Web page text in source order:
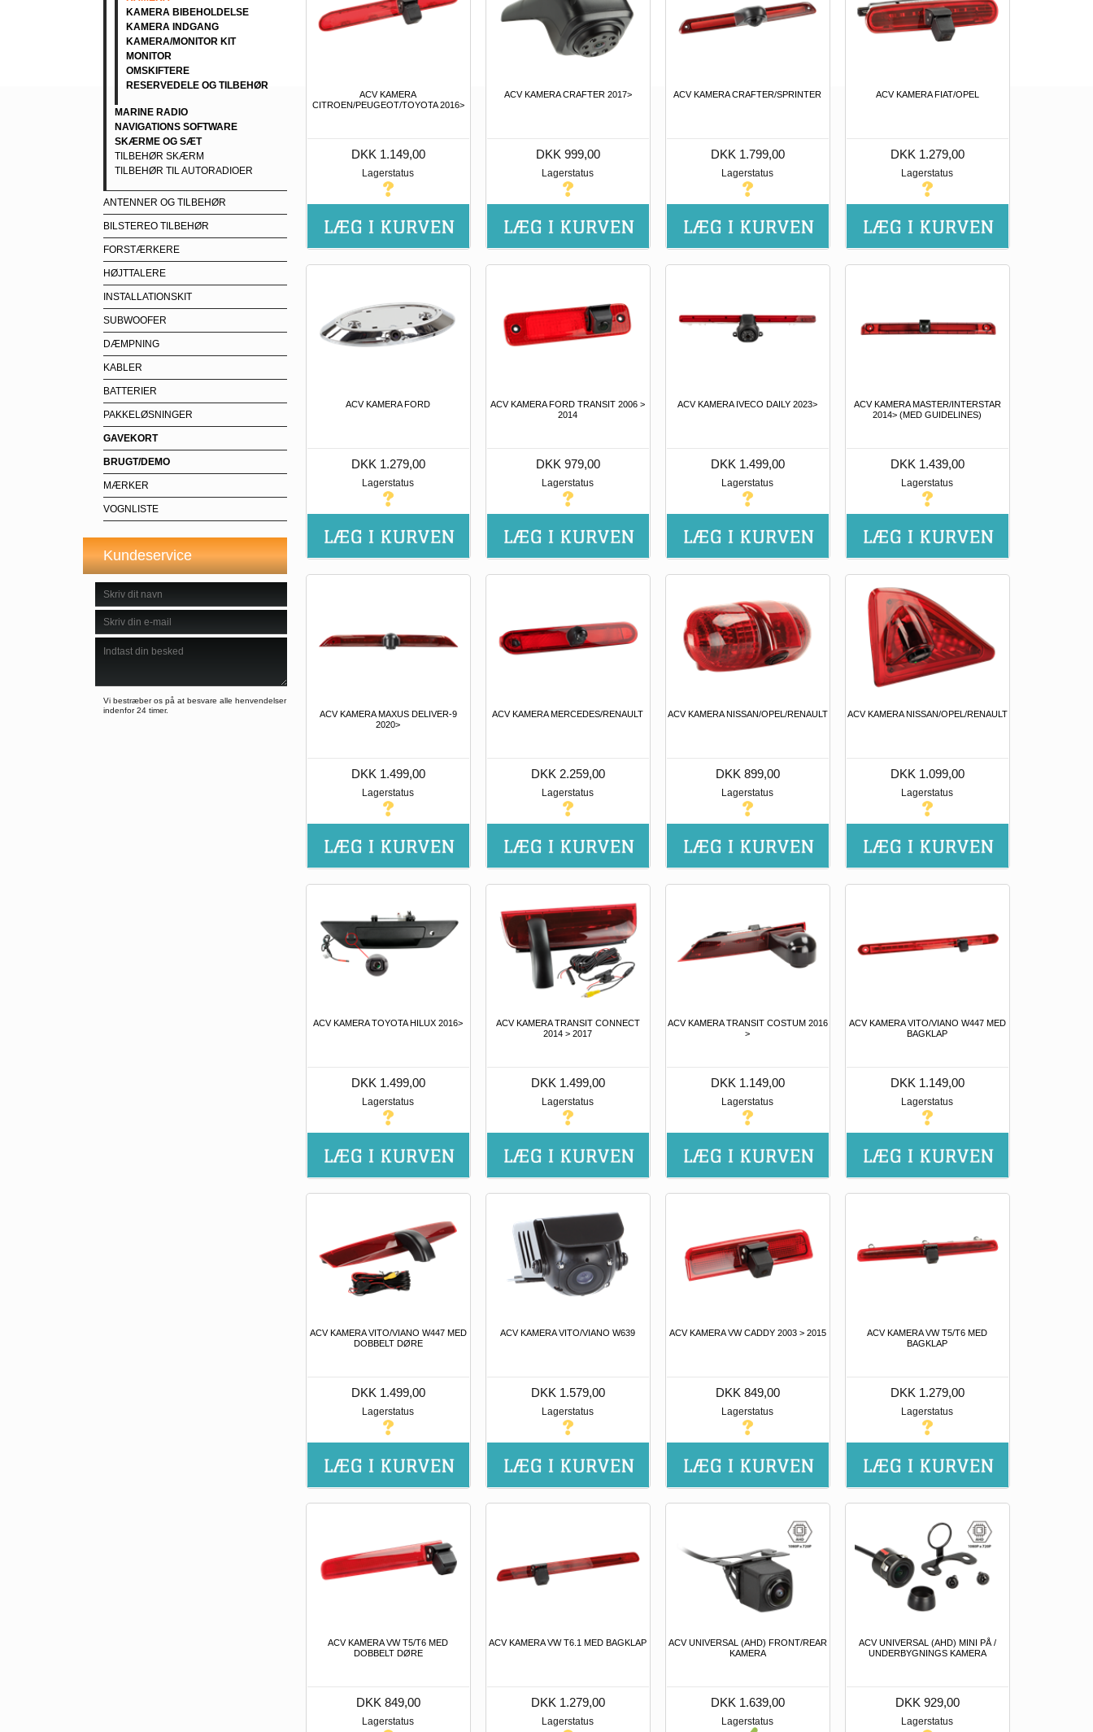
KAMERA BIBEHOLDELSE
KAMERA INDGANG
KAMERA/MONITOR KIT
MONITOR
OMSKIFTERE
RESERVEDELE OG TILBEHØR
MARINE RADIO
NAVIGATIONS SOFTWARE
SKÆRME OG SÆT
TILBEHØR SKÆRM
TILBEHØR TIL AUTORADIOER
ANTENNER OG TILBEHØR
BILSTEREO TILBEHØR
FORSTÆRKERE
HØJTTALERE
INSTALLATIONSKIT
SUBWOOFER
DÆMPNING
KABLER
BATTERIER
PAKKELØSNINGER
GAVEKORT
BRUGT/DEMO
MÆRKER
VOGNLISTE
Kundeservice
Vi bestræber os på at besvare alle henvendelser
indenfor 24 timer.
ACV KAMERA
CITROEN/PEUGEOT/TOYOTA 2016>
DKK 1.149,00
Lagerstatus
ACV KAMERA CRAFTER 2017>
DKK 999,00
Lagerstatus
ACV KAMERA CRAFTER/SPRINTER
DKK 1.799,00
Lagerstatus
ACV KAMERA FIAT/OPEL
DKK 1.279,00
Lagerstatus
ACV KAMERA FORD
DKK 1.279,00
Lagerstatus
ACV KAMERA FORD TRANSIT 2006 >
2014
DKK 979,00
Lagerstatus
ACV KAMERA IVECO DAILY 2023>
DKK 1.499,00
Lagerstatus
ACV KAMERA MASTER/INTERSTAR
2014> (MED GUIDELINES)
DKK 1.439,00
Lagerstatus
ACV KAMERA MAXUS DELIVER-9
2020>
DKK 1.499,00
Lagerstatus
ACV KAMERA MERCEDES/RENAULT
DKK 2.259,00
Lagerstatus
ACV KAMERA NISSAN/OPEL/RENAULT
DKK 899,00
Lagerstatus
ACV KAMERA NISSAN/OPEL/RENAULT
DKK 1.099,00
Lagerstatus
ACV KAMERA TOYOTA HILUX 2016>
DKK 1.499,00
Lagerstatus
ACV KAMERA TRANSIT CONNECT
2014 > 2017
DKK 1.499,00
Lagerstatus
ACV KAMERA TRANSIT COSTUM 2016
>
DKK 1.149,00
Lagerstatus
ACV KAMERA VITO/VIANO W447 MED
BAGKLAP
DKK 1.149,00
Lagerstatus
ACV KAMERA VITO/VIANO W447 MED
DOBBELT DØRE
DKK 1.499,00
Lagerstatus
ACV KAMERA VITO/VIANO W639
DKK 1.579,00
Lagerstatus
ACV KAMERA VW CADDY 2003 > 2015
DKK 849,00
Lagerstatus
ACV KAMERA VW T5/T6 MED
BAGKLAP
DKK 1.279,00
Lagerstatus
ACV KAMERA VW T5/T6 MED
DOBBELT DØRE
DKK 849,00
Lagerstatus
ACV KAMERA VW T6.1 MED BAGKLAP
DKK 1.279,00
Lagerstatus
ACV UNIVERSAL (AHD) FRONT/REAR
KAMERA
DKK 1.639,00
Lagerstatus
ACV UNIVERSAL (AHD) MINI PÅ /
UNDERBYGNINGS KAMERA
DKK 929,00
Lagerstatus